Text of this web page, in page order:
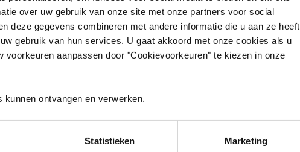
over uw gebruik van onze site met onze partners voor social
deze gegevens combineren met andere informatie die u aan ze heeft
gebruik van hun services. U gaat akkoord met onze cookies als u
aanpassen door "Cookievoorkeuren" te kiezen in onze
kunnen ontvangen en verwerken.
Statistieken Marketing